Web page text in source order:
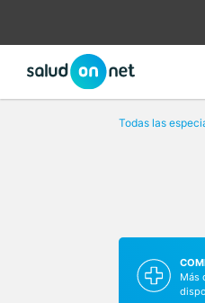
Todas las
Más